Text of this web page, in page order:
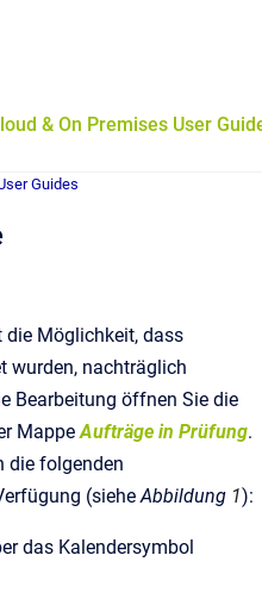
& On Premises User
Guides
die Möglichkeit, dass
wurden, nachträglich
Bearbeitung öffnen Sie die
MappeAufträge in Prüfung.
die folgenden
(sieheAbbildung 1):
das Kalendersymbol